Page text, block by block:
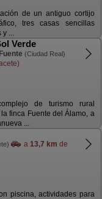
de un antiguo cortijo
tres casas sencillas
y ...
Verde
(Ciudad Real)
de turismo rural
finca Fuente del Álamo, a
...
a 13,7 km de
piscina, actividades para